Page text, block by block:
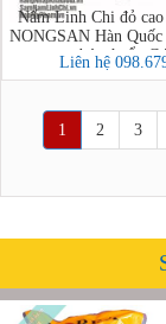
Nấm Linh Chi đỏ
NONGSAN Hàn
bát chuẩn
Liên hệ
1 2 3